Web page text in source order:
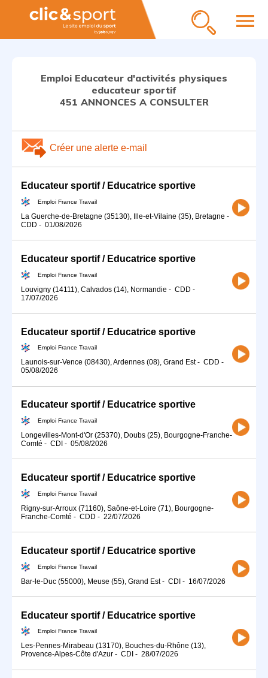
menu
Emploi Educateur d'activités physiques
educateur sportif
451 ANNONCES A CONSULTER
Créer une alerte e-mail
Educateur sportif / Educatrice sportive
Emploi France Travail
La Guerche-de-Bretagne (35130), Ille-et-Vilaine (35), Bretagne -
CDD - 01/08/2026
Educateur sportif / Educatrice sportive
Emploi France Travail
Louvigny (14111), Calvados (14), Normandie - CDD -
17/07/2026
Educateur sportif / Educatrice sportive
Emploi France Travail
Launois-sur-Vence (08430), Ardennes (08), Grand Est- CDD -
05/08/2026
Educateur sportif / Educatrice sportive
Emploi France Travail
Longevilles-Mont-d'Or (25370), Doubs (25), Bourgogne-Franche-
Comté - CDI - 05/08/2026
Educateur sportif / Educatrice sportive
Emploi France Travail
Rigny-sur-Arroux (71160), Saône-et-Loire (71), Bourgogne-
Franche-Comté - CDD - 22/07/2026
Educateur sportif / Educatrice sportive
Emploi France Travail
Bar-le-Duc (55000), Meuse (55), Grand Est- CDI - 16/07/2026
Educateur sportif / Educatrice sportive
Emploi France Travail
Les-Pennes-Mirabeau (13170), Bouches-du-Rhône (13),
Provence-Alpes-Côte d'Azur - CDI - 28/07/2026